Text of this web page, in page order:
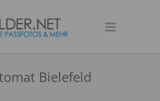
Bielefeld